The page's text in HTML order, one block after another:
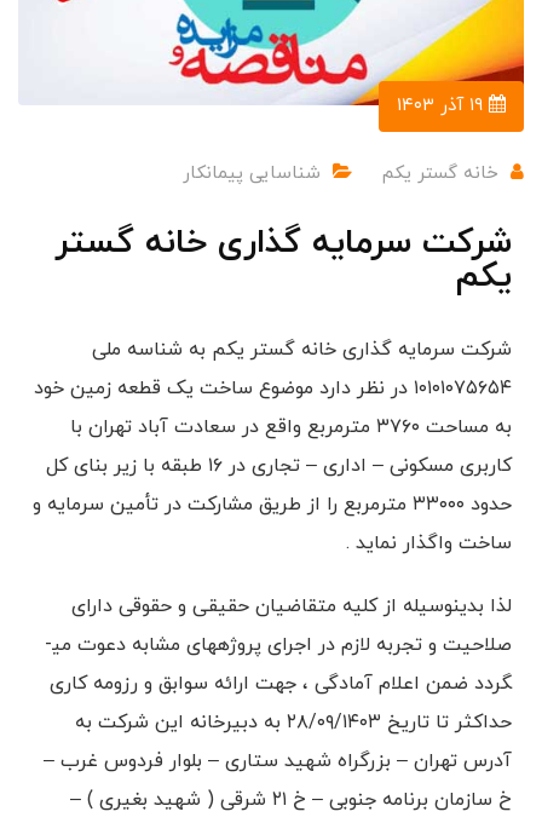
خانه گستر یکم شناسایی پیمانکار
شرکت سرمایه گذاری خانه گستر
یکم
شرکت سرمایه گذاری خانه گستر یکم به شناسه ملی
۱۰۱۰۱۰۷۵۶۵۴ در نظر دارد موضوع ساخت یک قطعه زمین خود
به مساحت ۳۷۶۰ مترمربع واقع در سعادت آباد تهران با
کاربری مسکونی – اداری – تجاری در ۱۶ طبقه با زیر بنای کل
حدود ۳۳۰۰۰ مترمربع را از طریق مشارکت در تأمین سرمایه و
ساخت واگذار نماید .
لذا بدینوسیله از کلیه متقاضیان حقیقی و حقوقی دارای
صلاحیت و تجربه لازم در اجرای پروژه­های مشابه دعوت می­
گردد ضمن اعلام آمادگی ، جهت ارائه سوابق و رزومه کاری
حداکثر تا تاریخ ۲۸/۰۹/۱۴۰۳ به دبیرخانه این شرکت به
آدرس تهران – بزرگراه شهید ستاری – بلوار فردوس غرب –
خ سازمان برنامه جنوبی – خ ۲۱ شرقی ( شهید بغیری ) –